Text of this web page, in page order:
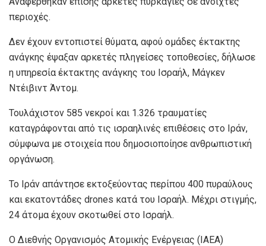
περιοχές.
Δεν έχουν εντοπιστεί θύματα, αφού ομάδες έκτακτης
ανάγκης έψαξαν αρκετές πληγείσες τοποθεσίες, δήλωσε
η υπηρεσία έκτακτης ανάγκης του Ισραήλ, Μάγκεν
Ντέιβιντ Άντομ.
Τουλάχιστον 585 νεκροί και 1.326 τραυματίες
καταγράφονται από τις ισραηλινές επιθέσεις στο Ιράν,
σύμφωνα με στοιχεία που δημοσιοποίησε ανθρωπιστική
οργάνωση.
Το Ιράν απάντησε εκτοξεύοντας περίπου 400 πυραύλους
και εκατοντάδες drones κατά του Ισραήλ. Μέχρι στιγμής,
24 άτομα έχουν σκοτωθεί στο Ισραήλ.
Ο Διεθνής Οργανισμός Ατομικής Ενέργειας (IAEA)